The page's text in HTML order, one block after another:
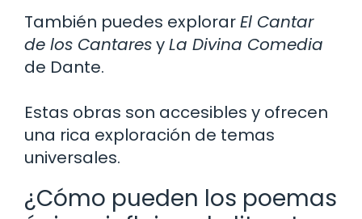
También puedes explorarEl Cantar
de los CantaresyLa Divina Comedia
de Dante.
Estas obras son accesibles y ofrecen
una rica exploración de temas
universales.
¿Cómo pueden los poemas